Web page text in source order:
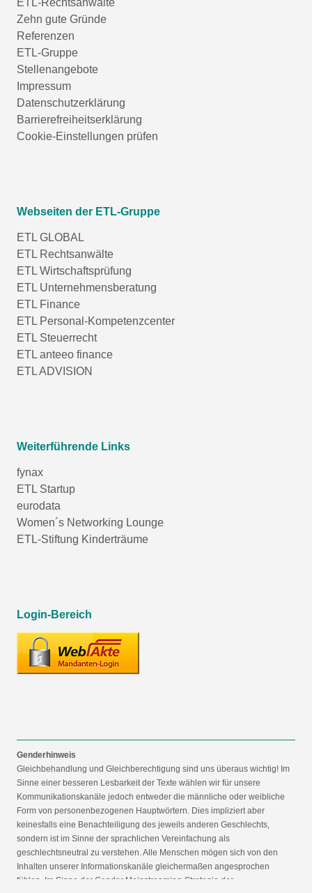
Zehn gute Gründe
Referenzen
ETL-Gruppe
Stellenangebote
Impressum
Datenschutzerklärung
Barrierefreiheitserklärung
Cookie-Einstellungen prüfen
Webseiten der ETL-Gruppe
ETL GLOBAL
ETL Rechtsanwälte
ETL Wirtschaftsprüfung
ETL Unternehmensberatung
ETL Finance
ETL Personal-Kompetenzcenter
ETL Steuerrecht
ETL anteeo finance
ETL ADVISION
Weiterführende Links
fynax
ETL Startup
eurodata
Women´s Networking Lounge
ETL-Stiftung Kinderträume
Login-Bereich
Genderhinweis
Gleichbehandlung und Gleichberechtigung sind uns überaus wichtig! Im
Sinne einer besseren Lesbarkeit der Texte wählen wir für unsere
Kommunikationskanäle jedoch entweder die männliche oder weibliche
Form von personenbezogenen Hauptwörtern. Dies impliziert aber
keinesfalls eine Benachteiligung des jeweils anderen Geschlechts,
sondern ist im Sinne der sprachlichen Vereinfachung als
geschlechtsneutral zu verstehen. Alle Menschen mögen sich von den
Inhalten unserer Informationskanäle gleichermaßen angesprochen
fühlen. Im Sinne der Gender Mainstreaming-Strategie der